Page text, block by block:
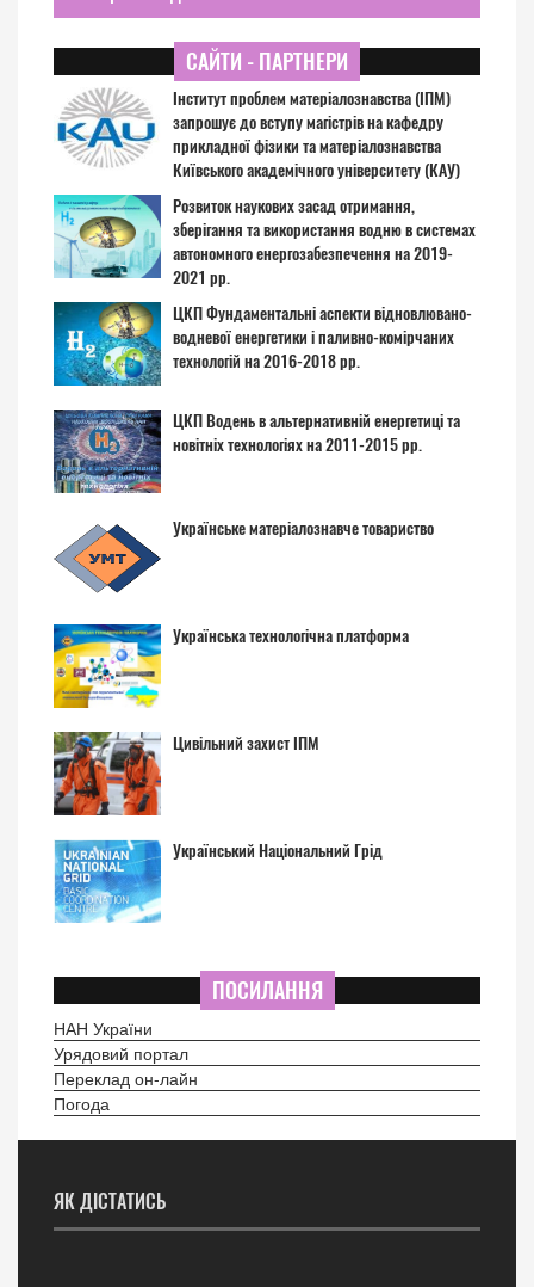
САЙТИ - ПАРТНЕРИ
Інститут проблем матеріалознавства (ІПМ)
запрошує до вступу магістрів на кафедру
прикладної фізики та матеріалознавства
Київського академічного університету (КАУ)
Розвиток наукових засад отримання,
зберігання та використання водню в системах
автономного енергозабезпечення на 2019-
2021 рр.
ЦКП Фундаментальні аспекти відновлювано-
водневої енергетики і паливно-комірчаних
технологій на 2016-2018 рр.
ЦКП Водень в альтернативній енергетиці та
новітніх технологіях на 2011-2015 рр.
Українське матеріалознавче товариство
Українська технологічна платформа
Цивільний захист ІПМ
Український Національний Грід
ПОСИЛАННЯ
НАН України
Урядовий портал
Переклад он-лайн
Погода
ЯК ДІСТАТИСЬ